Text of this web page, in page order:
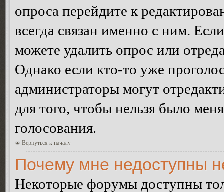
опроса перейдите к
всегда связан именно с ним.
можете удалить опрос или
Однако если кто-то уже
администраторы могут
для того, чтобы нельзя было
голосования.
Вернуться к началу
Почему мне недоступны
Некоторые форумы доступны